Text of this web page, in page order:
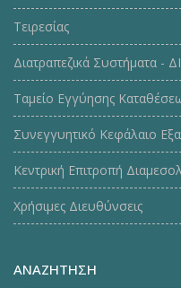
Τειρεσίας
Διατραπεζικά Συστήματα -
Ταμείο Εγγύησης
Συνεγγυητικό Κεφάλαιο
Κεντρική Επιτροπή
Χρήσιμες Διευθύνσεις
ΑΝΑΖΗΤΗΣΗ